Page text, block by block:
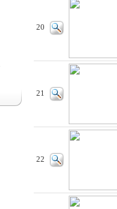
20
21
22